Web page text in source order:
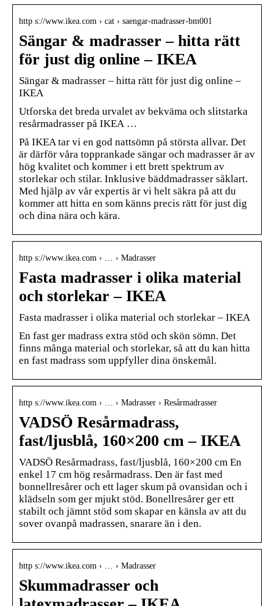
http s://www.ikea.com › cat › saengar-madrasser-bm001
Sängar & madrasser – hitta rätt
för just dig online – IKEA
Sängar & madrasser – hitta rätt för just dig online –
IKEA
Utforska det breda urvalet av bekväma och slitstarka
resårmadrasser på IKEA …
På IKEA tar vi en god nattsömn på största allvar. Det
är därför våra topprankade sängar och madrasser är av
hög kvalitet och kommer i ett brett spektrum av
storlekar och stilar. Inklusive bäddmadrasser såklart.
Med hjälp av vår expertis är vi helt säkra på att du
kommer att hitta en som känns precis rätt för just dig
och dina nära och kära.
http s://www.ikea.com › … › Madrasser
Fasta madrasser i olika material
och storlekar – IKEA
Fasta madrasser i olika material och storlekar – IKEA
En fast ger madrass extra stöd och skön sömn. Det
finns många material och storlekar, så att du kan hitta
en fast madrass som uppfyller dina önskemål.
http s://www.ikea.com › … › Madrasser › Resårmadrasser
VADSÖ Resårmadrass,
fast/ljusblå, 160×200 cm – IKEA
VADSÖ Resårmadrass, fast/ljusblå, 160×200 cm En
enkel 17 cm hög resårmadrass. Den är fast med
bonnellresårer och ett lager skum på ovansidan och i
klädseln som ger mjukt stöd. Bonellresårer ger ett
stabilt och jämnt stöd som skapar en känsla av att du
sover ovanpå madrassen, snarare än i den.
http s://www.ikea.com › … › Madrasser
Skummadrasser och